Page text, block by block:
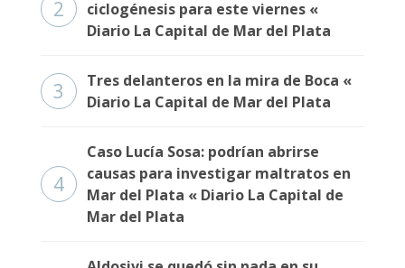
2
ciclogénesis para este viernes «
Diario La Capital de Mar del Plata
3
Tres delanteros en la mira de Boca «
Diario La Capital de Mar del Plata
4
Caso Lucía Sosa: podrían abrirse
causas para investigar maltratos en
Mar del Plata « Diario La Capital de
Mar del Plata